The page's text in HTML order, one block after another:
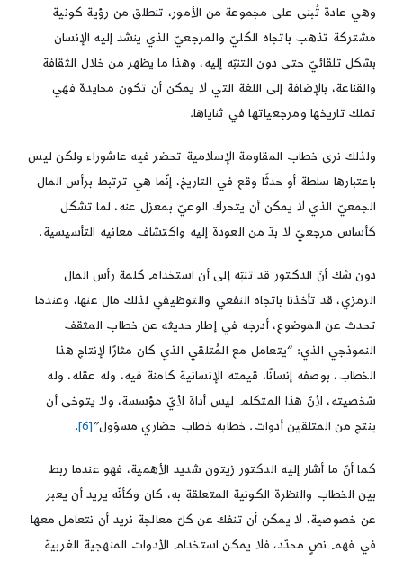
وهي عادة تُبنى على مجموعة من الأمور، تنطلق من رؤية كونية
مشتركة تذهب باتجاه الكليّ والمرجعيّ الذي ينشد إليه الإنسان
بشكل تلقائيّ حتى دون التنبّه إليه، وهذا ما يظهر من خلال الثقافة
والقناعة، بالإضافة إلى اللغة التي لا يمكن أن تكون محايدة فهي
تملك تاريخها ومرجعياتها في ثناياها.
ولذلك نرى خطاب المقاومة الإسلامية تحضر فيه عاشوراء ولكن ليس
باعتبارها سلطة أو حدثًا وقع في التاريخ، إنّما هي ترتبط برأس المال
الجمعيّ الذي لا يمكن أن يتحرك الوعيّ بمعزل عنه، لما تشكل
كأساس مرجعيّ لا بدّ من العودة إليه واكتشاف معانيه التأسيسية.
دون شك أنّ الدكتور قد تنبّه إلى أن استخدام كلمة رأس المال
الرمزي، قد تأخذنا باتجاه النفعي والتوظيفي لذلك مال عنها، وعندما
تحدث عن الموضوع، أدرجه في إطار حديثه عن خطاب المثقف
النموذجي الذي: “يتعامل مع المُتلقي الذي كان مثارًا لإنتاج هذا
الخطاب، بوصفه إنسانًا، قيمته الإنسانية كامنة فيه، وله عقله، وله
شخصيته، لأنّ هذا المتكلم ليس أداة لأيّ مؤسسة، ولا يتوخى أن
ينتج من المتلقين أدوات. خطابه خطاب حضاري مسؤول”[6]
.
كما أنّ ما أشار إليه الدكتور زيتون شديد الأهمية، فهو عندما ربط
بين الخطاب والنظرة الكونية المتعلقة به، كان وكأنّه يريد أن يعبر
عن خصوصية، لا يمكن أن تنفك عن كلّ معالجة نريد أن نتعامل معها
في فهم نصٍ محدّد، فلا يمكن استخدام الأدوات المنهجية الغربية